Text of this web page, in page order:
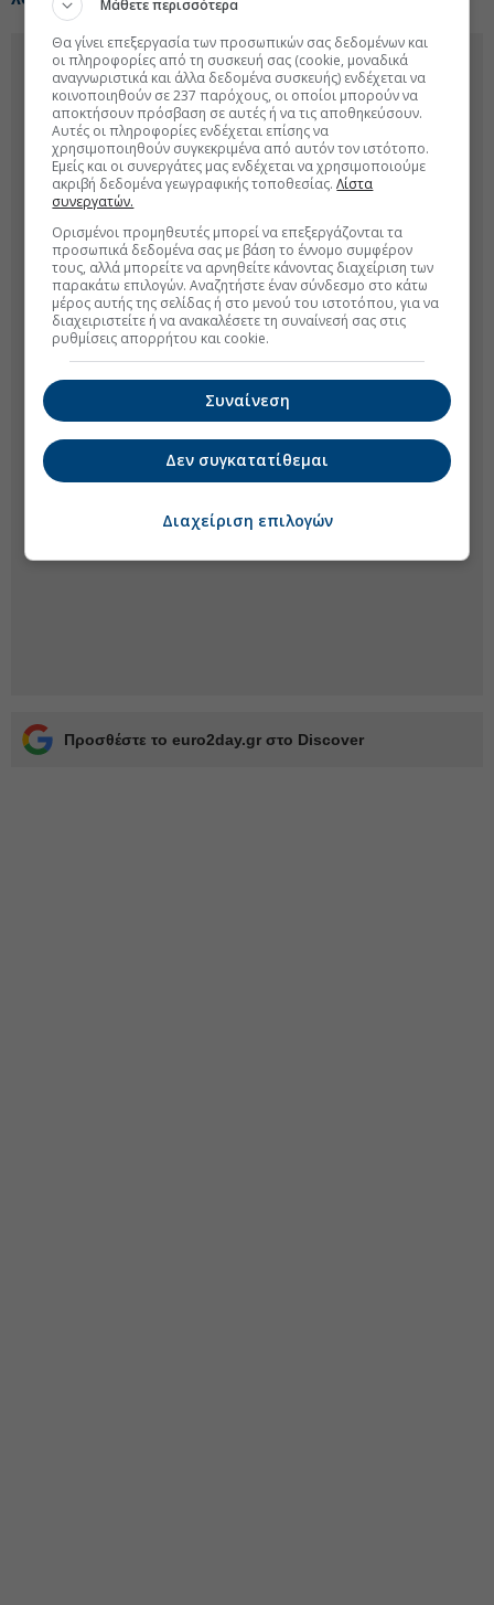
Προσθέστε το euro2day.gr στο Discover
Μάθετε περισσότερα
Θα γίνει επεξεργασία των προσωπικών σας δεδομένων και
οι πληροφορίες από τη συσκευή σας (cookie, μοναδικά
αναγνωριστικά και άλλα δεδομένα συσκευής) ενδέχεται να
κοινοποιηθούν σε 237 παρόχους, οι οποίοι μπορούν να
αποκτήσουν πρόσβαση σε αυτές ή να τις αποθηκεύσουν.
Αυτές οι πληροφορίες ενδέχεται επίσης να
χρησιμοποιηθούν συγκεκριμένα από αυτόν τον ιστότοπο.
Εμείς και οι συνεργάτες μας ενδέχεται να χρησιμοποιούμε
ακριβή δεδομένα γεωγραφικής τοποθεσίας.Λίστα
συνεργατών.
Ορισμένοι προμηθευτές μπορεί να επεξεργάζονται τα
προσωπικά δεδομένα σας με βάση το έννομο συμφέρον
τους, αλλά μπορείτε να αρνηθείτε κάνοντας διαχείριση των
παρακάτω επιλογών. Αναζητήστε έναν σύνδεσμο στο κάτω
μέρος αυτής της σελίδας ή στο μενού του ιστοτόπου, για να
διαχειριστείτε ή να ανακαλέσετε τη συναίνεσή σας στις
ρυθμίσεις απορρήτου και cookie.
Συναίνεση
Δεν συγκατατίθεμαι
Διαχείριση επιλογών